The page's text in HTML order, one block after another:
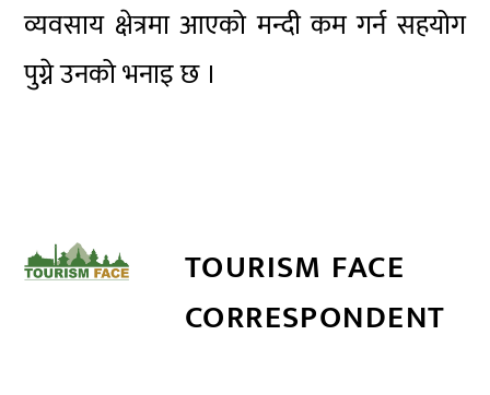
व्यवसाय क्षेत्रमा आएको मन्दी कम गर्न सहयोग
पुग्ने उनको भनाइ छ ।
TOURISM FACE
CORRESPONDENT